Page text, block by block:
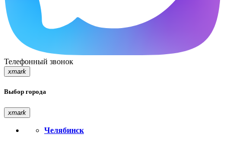
Телефонный звонок
xmark
Выбор города
xmark
Челябинск